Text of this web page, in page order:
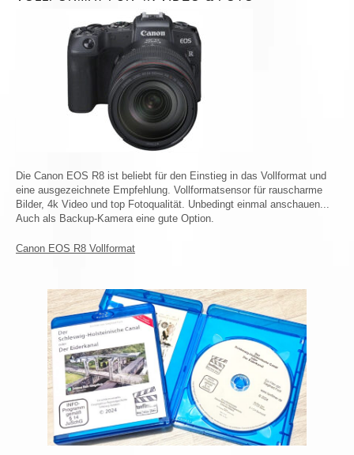
Die Canon EOS R8 ist beliebt für den Einstieg in das Vollformat und
eine ausgezeichnete Empfehlung. Vollformatsensor für rauscharme
Bilder, 4k Video und top Fotoqualität. Unbedingt einmal anschauen...
Auch als Backup-Kamera eine gute Option.
Canon EOS R8 Vollformat